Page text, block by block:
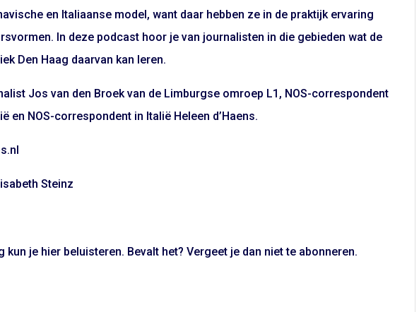
en Italiaanse model, want daar hebben ze in de praktijk ervaring
In deze podcast hoor je van journalisten in die gebieden wat de
Den Haag daarvan kan leren.
Jos van den Broek van de Limburgse omroep L1, NOS-correspondent
en NOS-correspondent in Italië Heleen d’Haens.
Steinz
kun je hier beluisteren. Bevalt het? Vergeet je dan niet te abonneren.